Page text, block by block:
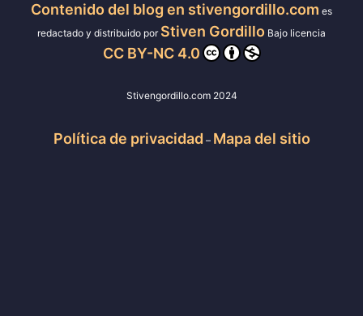
Contenido del blog en stivengordillo.com es
redactado y distribuido por Stiven Gordillo Bajo licencia
CC BY-NC 4.0
Stivengordillo.com 2024
Política de privacidad – Mapa del sitio